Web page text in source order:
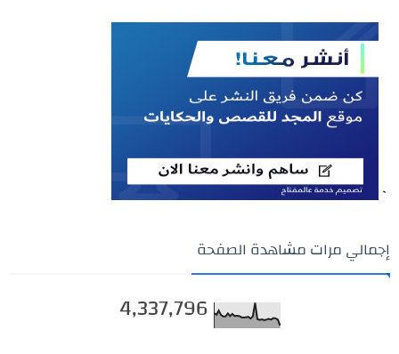
`
إجمالي مرات مشاهدة الصفحة
4,337,796